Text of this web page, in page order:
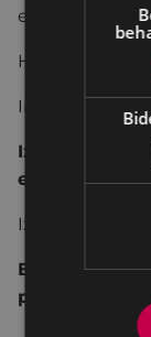
etorkizuneko
Hizkuntza:
Iraupena: 75
Izen-
emateak:
Izena emateko
Ezinbestekoa
posta